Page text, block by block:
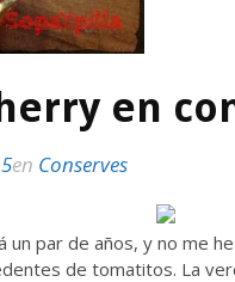
en
en Conserves
un par de años, y no me
de tomatitos. La